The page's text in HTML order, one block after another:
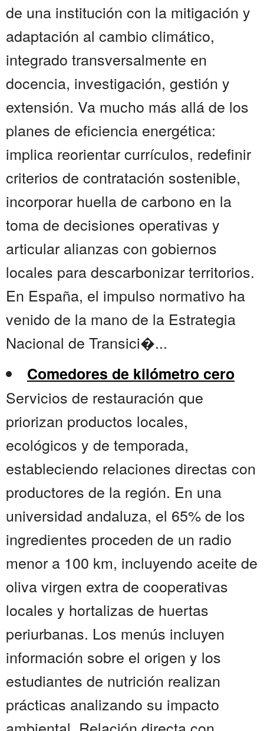
de una institución con la mitigación y
adaptación al cambio climático,
integrado transversalmente en
docencia, investigación, gestión y
extensión. Va mucho más allá de los
planes de eficiencia energética:
implica reorientar currículos, redefinir
criterios de contratación sostenible,
incorporar huella de carbono en la
toma de decisiones operativas y
articular alianzas con gobiernos
locales para descarbonizar territorios.
En España, el impulso normativo ha
venido de la mano de la Estrategia
Nacional de Transici�...
Comedores de kilómetro cero
Servicios de restauración que
priorizan productos locales,
ecológicos y de temporada,
estableciendo relaciones directas con
productores de la región. En una
universidad andaluza, el 65% de los
ingredientes proceden de un radio
menor a 100 km, incluyendo aceite de
oliva virgen extra de cooperativas
locales y hortalizas de huertas
periurbanas. Los menús incluyen
información sobre el origen y los
estudiantes de nutrición realizan
prácticas analizando su impacto